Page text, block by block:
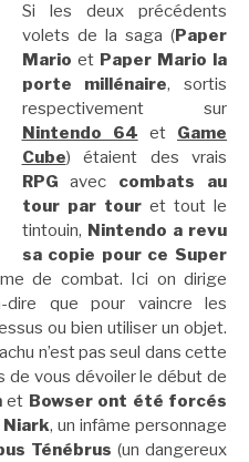
Si les deux précédents
volets de la saga (Paper
Mario et Paper Mario la
porte millénaire, sortis
respectivement sur
Nintendo 64 et Game
Cube) étaient des vrais
RPGavec combats au
tour par touret tout le
tintouin, Nintendo a revu
sa copie pour ce Super
de combat. Ici on dirige
dire que pour vaincre les
ou bien utiliser un objet.
n’est pas seul dans cette
de vous dévoiler le début de
et Bowser ont été forcés
, un infâme personnage
Ténébrus (un dangereux